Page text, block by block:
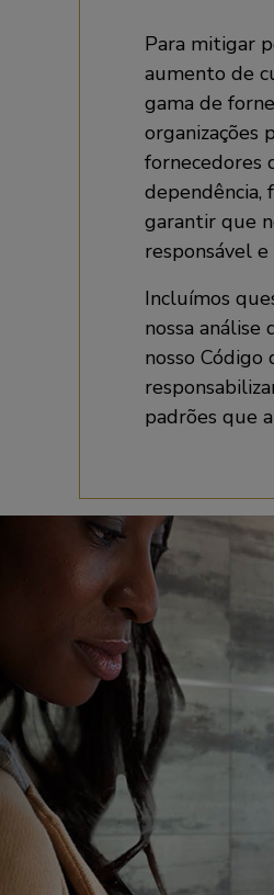
Para mitigar
aumento de
gama de
organizações
fornecedores
dependência,
garantir que
responsável
Incluímos
nossa análise
nosso Código
padrões que